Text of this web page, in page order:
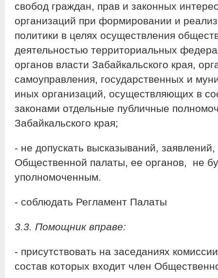
свобод граждан, прав и законных
организаций при формировании и
политики в целях осуществления
деятельностью территориальных
органов власти Забайкальского края,
самоуправления, государственных и
иных организаций, осуществляющих в
законами отдельные публичные
Забайкальского края;
- не допускать высказываний,
Общественной палаты, ее органов, не
уполномоченным.
- соблюдать Регламент Палаты
3.3. Помощник вправе:
- присутствовать на заседаниях
состав которых входит член